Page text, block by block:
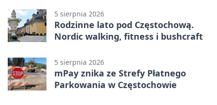
5 sierpnia 2026
Rodzinne lato pod Częstochową.
Nordic walking, fitness i bushcraft
5 sierpnia 2026
mPay znika ze Strefy Płatnego
Parkowania w Częstochowie